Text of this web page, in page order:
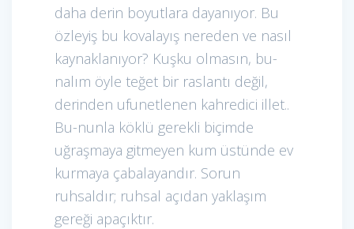
daha derin boyutlara dayanıyor. Bu
özleyiş bu kovalayış nereden ve nasıl
kaynaklanıyor? Kuşku olmasın, bu-
nalım öyle teğet bir raslantı değil,
derinden ufunetlenen kahredici illet..
Bu-nunla köklü gerekli biçimde
uğraşmaya gitmeyen kum üstünde ev
kurmaya çabalayandır. Sorun
ruhsaldır; ruhsal açıdan yaklaşım
gereği apaçıktır.